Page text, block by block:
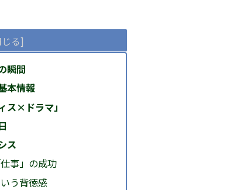
瞬間
本情報
ス×ドラマ」
ス
事」の成功
う背徳感